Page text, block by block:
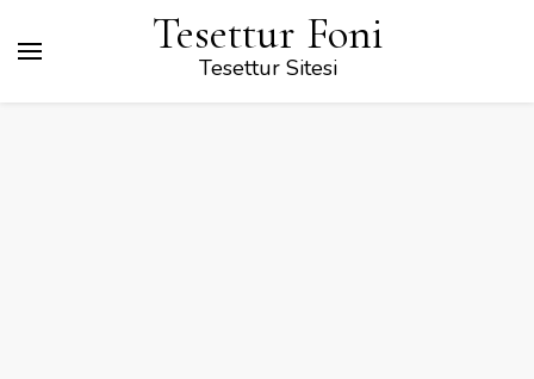
Tesettur Foni
Tesettur Sitesi